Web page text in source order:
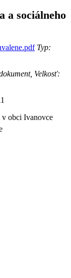
a sociálneho
Typ:
Velkosť:
v obci Ivanovce